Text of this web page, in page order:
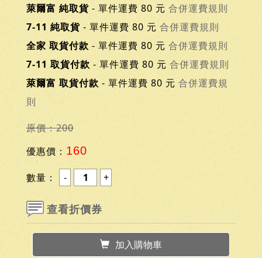
萊爾富 純取貨 - 單件運費 80 元 合併運費規則
7-11 純取貨 - 單件運費 80 元 合併運費規則
全家 取貨付款 - 單件運費 80 元 合併運費規則
7-11 取貨付款 - 單件運費 80 元 合併運費規則
萊爾富 取貨付款 - 單件運費 80 元 合併運費規
則
原價：200
優惠價： 160
數量：
查看折價券
加入購物車